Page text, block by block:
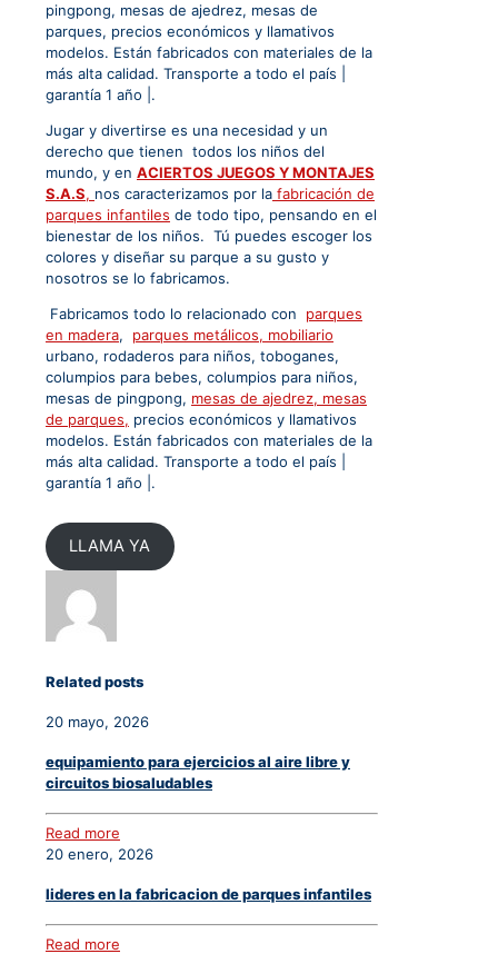
pingpong, mesas de ajedrez, mesas de
parques, precios económicos y llamativos
modelos. Están fabricados con materiales de la
más alta calidad. Transporte a todo el país |
garantía 1 año |.
Jugar y divertirse es una necesidad y un
derecho que tienen todos los niños del
mundo, y en ACIERTOS JUEGOS Y MONTAJES
S.A.S, nos caracterizamos por la fabricación de
parques infantiles de todo tipo, pensando en el
bienestar de los niños. Tú puedes escoger los
colores y diseñar su parque a su gusto y
nosotros se lo fabricamos.
Fabricamos todo lo relacionado con parques
en madera, parques metálicos, mobiliario
urbano, rodaderos para niños, toboganes,
columpios para bebes, columpios para niños,
mesas de pingpong, mesas de ajedrez, mesas
de parques, precios económicos y llamativos
modelos. Están fabricados con materiales de la
más alta calidad. Transporte a todo el país |
garantía 1 año |.
LLAMA YA
Related posts
20 mayo, 2026
equipamiento para ejercicios al aire libre y
circuitos biosaludables
Read more
20 enero, 2026
lideres en la fabricacion de parques infantiles
Read more